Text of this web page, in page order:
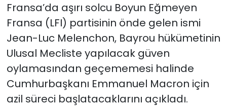
Fransa’da aşırı solcu Boyun Eğmeyen
Fransa (LFI) partisinin önde gelen ismi
Jean-Luc Melenchon, Bayrou hükümetinin
Ulusal Mecliste yapılacak güven
oylamasından geçememesi halinde
Cumhurbaşkanı Emmanuel Macron için
azil süreci başlatacaklarını açıkladı.